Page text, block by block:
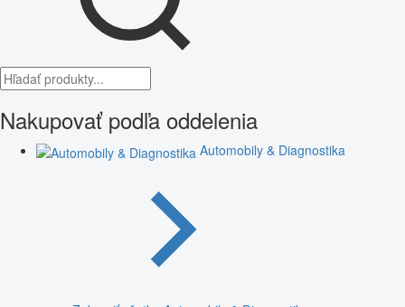
Nakupovať podľa oddelenia
Automobily & Diagnostika